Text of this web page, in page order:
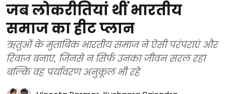
जब लोकरीतियां थीं भारतीय
समाज का हीट प्लान
ऋतुओं के मुताबिक भारतीय समाज ने ऐसी परंपराएं और
रिवाज बनाए, जिनसे न सिर्फ उनका जीवन सरल रहा
बल्कि वह पर्यावरण अनुकूल भी रहे